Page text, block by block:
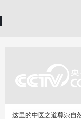
这里的中医之道尊崇自